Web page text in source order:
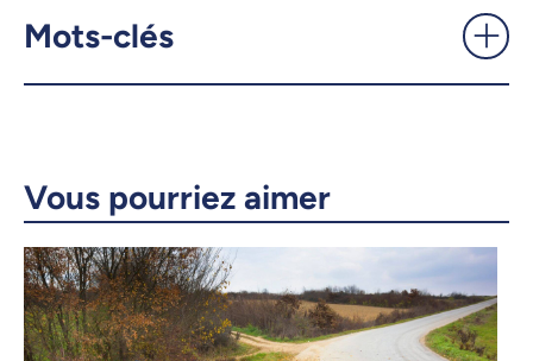
Courriel
Mots-clés
Vous pourriez aimer